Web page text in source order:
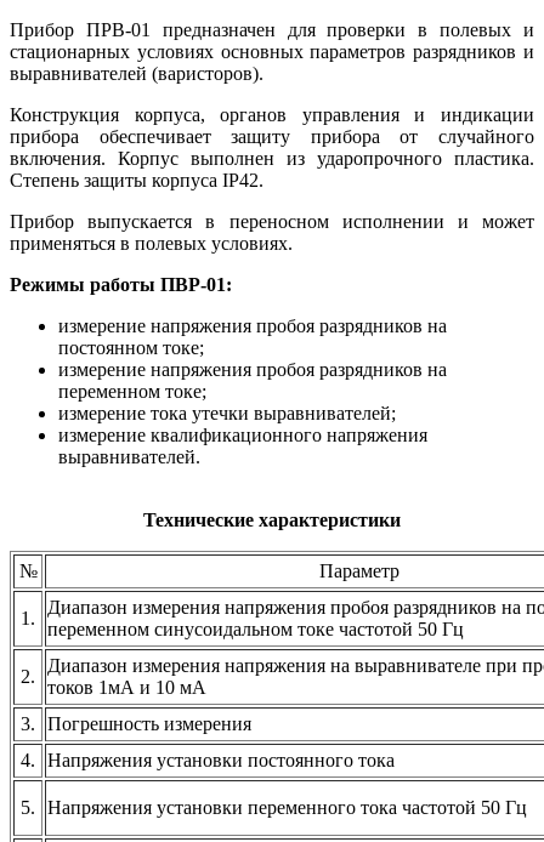
Прибор ПРВ-01 предназначен для проверки в полевых и
стационарных условиях основных параметров разрядников и
выравнивателей (варисторов).
Конструкция корпуса, органов управления и индикации
прибора обеспечивает защиту прибора от случайного
включения. Корпус выполнен из ударопрочного пластика.
Степень защиты корпуса IP42.
Прибор выпускается в переносном исполнении и может
применяться в полевых условиях.
Режимы работы ПВР-01:
измерение напряжения пробоя разрядников на
постоянном токе;
измерение напряжения пробоя разрядников на
переменном токе;
измерение тока утечки выравнивателей;
измерение квалификационного напряжения
выравнивателей.
Технические характеристики
№ Параметр
1.
Диапазон измерения напряжения пробоя разрядников на
переменном синусоидальном токе частотой 50 Гц
2.
Диапазон измерения напряжения на выравнивателе при
токов 1мА и 10 мА
3.
Погрешность измерения
4.
Напряжения установки постоянного тока
5. Напряжения установки переменного тока частотой 50 Гц